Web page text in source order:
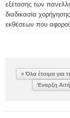
εξέτασης των
διαδικασία
εκθέσεων που
« Όλα έτοιμα για
Έναρξη